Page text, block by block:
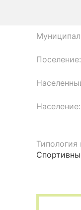
Поселение:
Население:
Типология